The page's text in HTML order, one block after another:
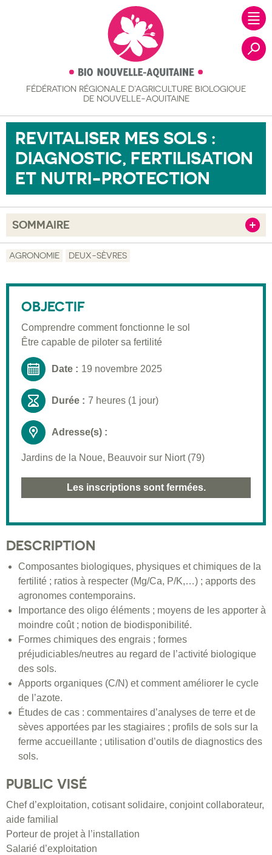
FÉDÉRATION RÉGIONALE D’AGRICULTURE BIOLOGIQUE
DE NOUVELLE-AQUITAINE
REVITALISER MES SOLS :
DIAGNOSTIC, FERTILISATION
ET NUTRI-PROTECTION
SOMMAIRE
Validation
Moyens pédagogiques
Informations pratiques
AGRONOMIE DEUX-SÈVRES
OBJECTIF
Comprendre comment fonctionne le sol
Être capable de piloter sa fertilité
Date : 19 novembre 2025
Durée : 7 heures (1 jour)
Adresse(s) :
Jardins de la Noue, Beauvoir sur Niort (79)
Les inscriptions sont fermées.
DESCRIPTION
Composantes biologiques, physiques et chimiques de la
fertilité ; ratios à respecter (Mg/Ca, P/K,…) ; apports des
agronomes contemporains.
Importance des oligo éléments ; moyens de les apporter à
moindre coût ; notion de biodisponibilité.
Formes chimiques des engrais ; formes
préjudiciables/neutres au regard de l’activité biologique
des sols.
Apports organiques (C/N) et comment améliorer le cycle
de l’azote.
Études de cas : commentaires d’analyses de terre et de
sèves apportées par les stagiaires ; profils de sols sur la
ferme accueillante ; utilisation d’outils de diagnostics des
sols.
PUBLIC VISÉ
Chef d’exploitation, cotisant solidaire, conjoint collaborateur,
aide familial
Porteur de projet à l’installation
Salarié d’exploitation